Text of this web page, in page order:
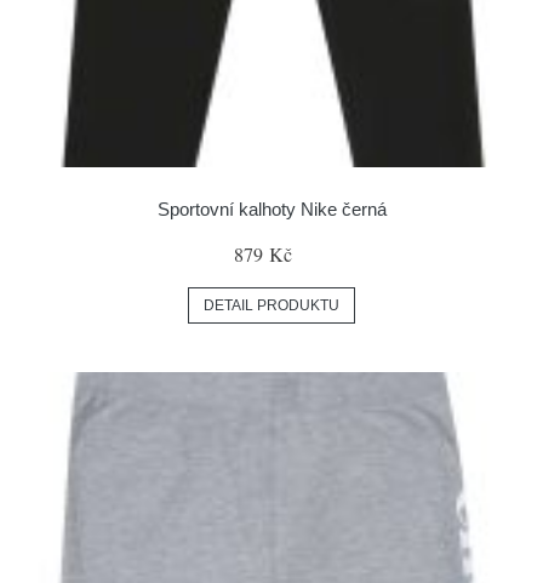
Sportovní kalhoty Nike černá
879 Kč
DETAIL PRODUKTU